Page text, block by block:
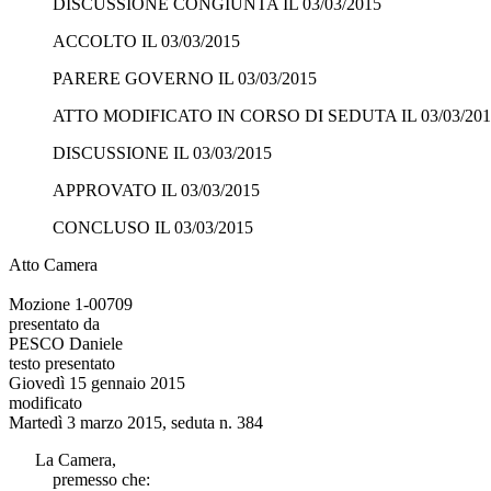
ACCOLTO IL 03/03/2015
PARERE GOVERNO IL 03/03/2015
ATTO MODIFICATO IN CORSO DI SEDUTA IL 03/03/
DISCUSSIONE IL 03/03/2015
APPROVATO IL 03/03/2015
CONCLUSO IL 03/03/2015
Atto Camera
Mozione 1-00709
presentato da
PESCO Daniele
testo presentato
Giovedì 15 gennaio 2015
modificato
Martedì 3 marzo 2015, seduta n. 384
La Camera,
premesso che: